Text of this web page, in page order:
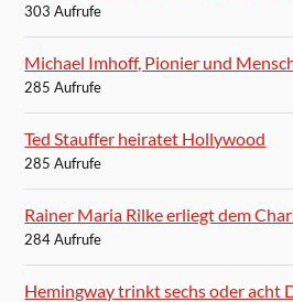
303 Aufrufe
Michael Imhoff, Pionier und
285 Aufrufe
Ted Stauffer heiratet Hollywood
285 Aufrufe
Rainer Maria Rilke erliegt dem
284 Aufrufe
Hemingway trinkt sechs oder acht